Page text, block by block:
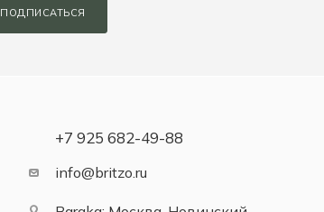
ПОДПИСАТЬСЯ
+7 925 682-49-88
info@britzo.ru